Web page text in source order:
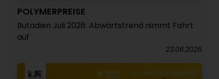
POLYMERPREISE
Butadien Juli 2026: Abwärtstrend nimmt Fahrt
auf
23.06.2026